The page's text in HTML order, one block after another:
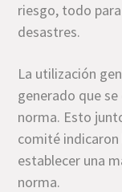
riesgo, todo
desastres.
La utilización
generado que
norma. Esto
comité indicaron
establecer una
norma.